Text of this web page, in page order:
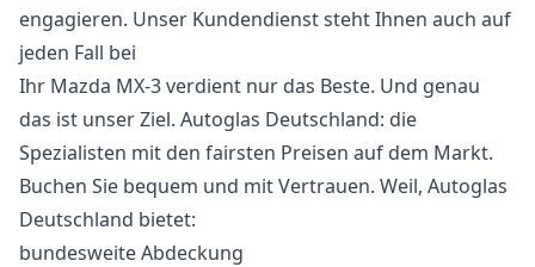
engagieren. Unser Kundendienst steht Ihnen auch auf
jeden Fall bei
Ihr Mazda MX-3 verdient nur das Beste. Und genau
das ist unser Ziel. Autoglas Deutschland: die
Spezialisten mit den fairsten Preisen auf dem Markt.
Buchen Sie bequem und mit Vertrauen. Weil, Autoglas
Deutschland bietet:
bundesweite Abdeckung